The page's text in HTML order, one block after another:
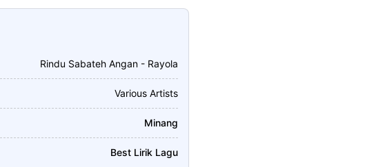
Rindu Sabateh Angan - Rayola
Various Artists
Minang
Best Lirik Lagu